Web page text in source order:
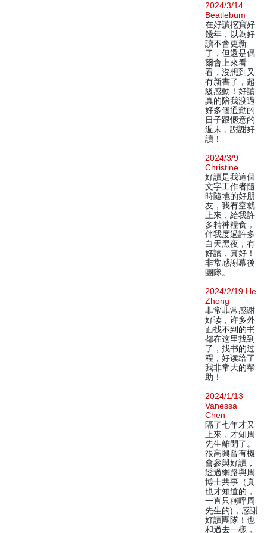
2024/3/14
Beatlebum
在好讀挖寶好
幾年，以為好
讀不會更新
了，但還是偶
爾會上來看
看，沒想到又
有新書了，超
級感動！好讀
真的陪我渡過
好多個通勤的
日子跟愜意的
週末，謝謝好
讀！
2024/3/9
Christine
好讀是我這個
文字工作者隨
時隨地的好朋
友，我有空就
上來，給我許
多精神糧食，
伴我度過許多
白天黑夜，有
好讀，真好！
非常感謝幕後
團隊。
2024/2/19 He
Zhong
非常非常感谢
好读，许多外
面找不到的书
都在这里找到
了，找书的过
程，好读给了
我非常大的帮
助！
2024/1/13
Vanessa
Chen
隔了七年才又
上來，才知周
先生離開了。
很高興曾有機
會參與好讀，
透過網路與周
博士共事（真
也才知道的，
一直只稱呼周
先生的)，感謝
好讀團隊！也
和過去一樣，